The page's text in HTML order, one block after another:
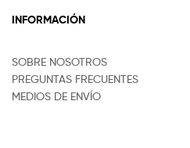
INFORMACIÓN
SOBRE NOSOTROS
PREGUNTAS FRECUENTES
MEDIOS DE ENVÍO